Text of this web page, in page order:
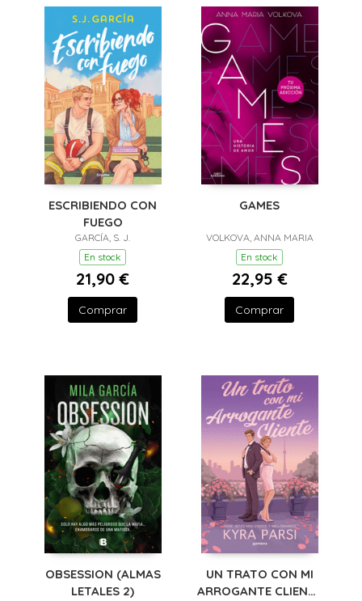
ESCRIBIENDO CON
FUEGO
GARCÍA, S. J.
En stock
21,90 €
Comprar
GAMES
VOLKOVA, ANNA MARIA
En stock
22,95 €
Comprar
OBSESSION (ALMAS
LETALES 2)
UN TRATO CON MI
ARROGANTE CLIENTE